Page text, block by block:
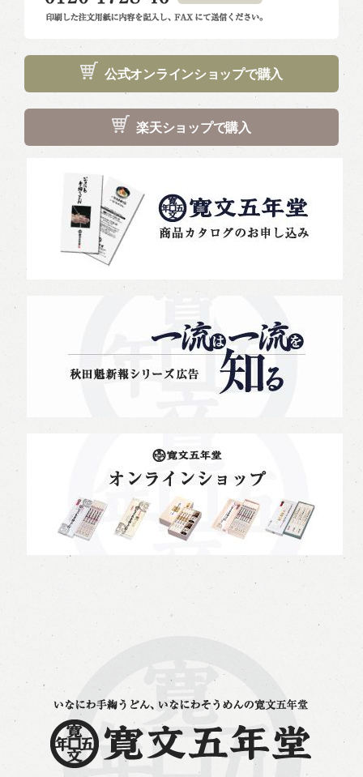
公式オンラインショップで購入
楽天ショップで購入